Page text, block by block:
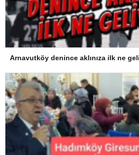
Arnavutköy denince aklınıza ilk ne